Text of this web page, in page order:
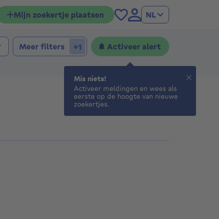
Mijn zoekertje plaatsen NL
Meer filters +1 Activeer alert
Mis niets!
Activeer meldingen en wees als
eerste op de hoogte van nieuwe
zoekertjes.